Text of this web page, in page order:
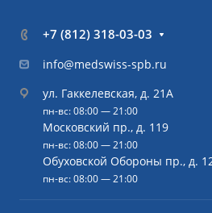
+7 (812) 318-03-03
info@medswiss-spb.ru
ул. Гаккелевская, д. 21А
пн-вс: 08:00 — 21:00
Московский пр., д. 119
пн-вс: 08:00 — 21:00
Обуховской Обороны пр., д.
пн-вс: 08:00 — 21:00